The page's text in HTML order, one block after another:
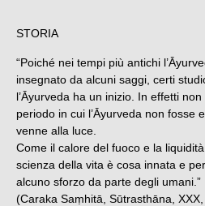
STORIA
“Poiché nei tempi più antichi
insegnato da alcuni saggi, certi
l’Ᾱyurveda ha un inizio. In effetti
periodo in cui l’Ᾱyurveda non fosse
venne alla luce.
Come il calore del fuoco e la
scienza della vita è cosa innata e
alcuno sforzo da parte degli umani.”
(Caraka Saṃhitā, Sūtrasthāna,